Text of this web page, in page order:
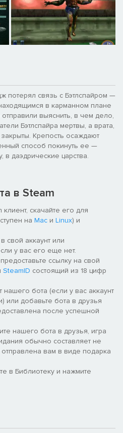
потерял связь с Бэтлспайром —
в карманном плане
выяснить, в чем дело,
Бэтлспайра мертвы, а врата,
Крепость осаждают
способ покинуть ее —
в даэдрические царства.
в Steam
скачайте его для
на Mac и Linux) и
свой аккаунт или
у вас его еще нет.
ссылку на свой
SteamID состоящий из 18 цифр
бота (если у вас аккаунт
или добавьте бота в друзья
после успешной
нашего бота в друзья, игра
обычно составляет не
вам в виде подарка
в Библиотеку и нажмите